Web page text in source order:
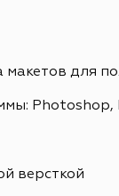
для
версткой